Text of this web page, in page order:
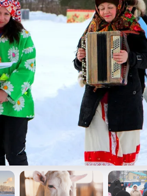
Мастер-классы
🏛️ МУЗЕИ
Все музеи
Ещё 6